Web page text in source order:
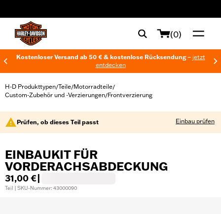
(0)
Kostenloser Versand ab 50 € & kostenlose Rücksendung – jetzt
entdecken
H-D Produkttypen/Teile/Motorradteile/
Custom-Zubehör und -Verzierungen/Frontverzierung
Prüfen, ob dieses Teil passt Einbau prüfen
EINBAUKIT FÜR
VORDERACHSABDECKUNG
31,00 €
Teil | SKU-Nummer: 43000090